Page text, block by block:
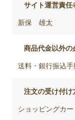
サイト運営責任
新保 雄太
商品代金以外の
送料・銀行振込
注文の受け付け
ショッピングカ